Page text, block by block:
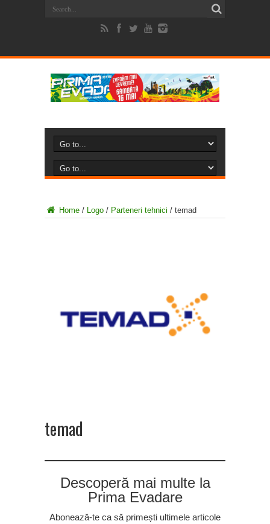
Home / Logo / Parteneri tehnici / temad
temad
Descoperă mai multe la
Prima Evadare
Abonează-te ca să primești ultimele articole